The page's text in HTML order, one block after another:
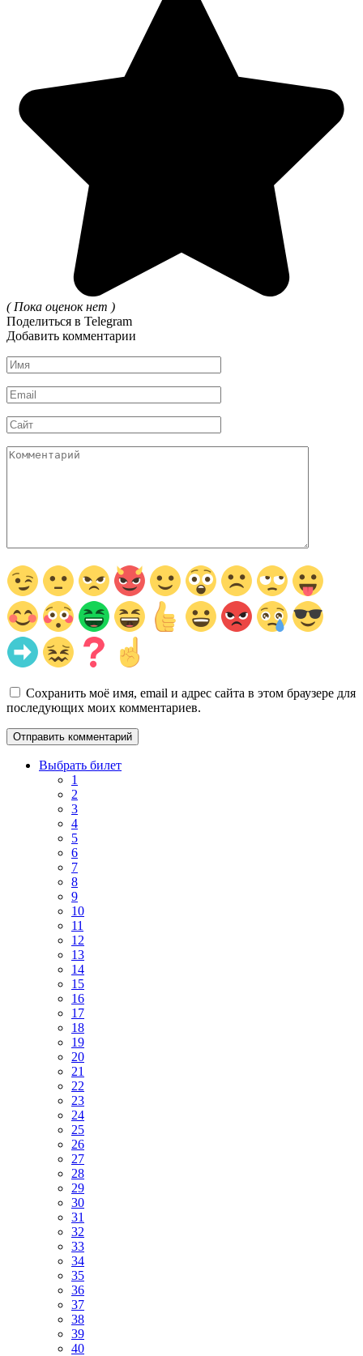
( Пока оценок нет )
Поделиться в Telegram
Добавить комментарии
Имя
*
Email
*
Сайт
Комментарий
Сохранить моё имя, email и адрес сайта в этом браузере для
последующих моих комментариев.
Выбрать билет
1
2
3
4
5
6
7
8
9
10
11
12
13
14
15
16
17
18
19
20
21
22
23
24
25
26
27
28
29
30
31
32
33
34
35
36
37
38
39
40